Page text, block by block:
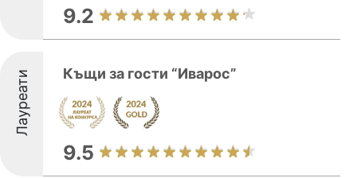
9.2
Лауреати Къщи за гости “Иварос”
9.5